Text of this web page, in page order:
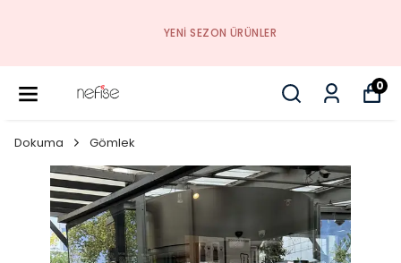
YENI SEZON ÜRÜNLER
0
Dokuma Gömlek